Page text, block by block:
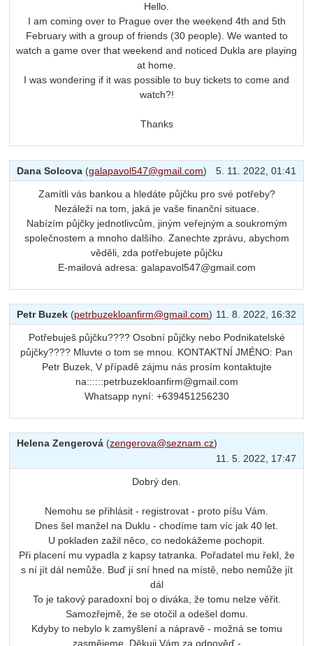
Hello.
I am coming over to Prague over the weekend 4th and 5th
February with a group of friends (30 people). We wanted to
watch a game over that weekend and noticed Dukla are playing
at home.
I was wondering if it was possible to buy tickets to come and
watch?!
Thanks
Dana Solcova (galapavol547@gmail.com) 5. 11. 2022, 01:41
Zamítli vás bankou a hledáte půjčku pro své potřeby?
Nezáleží na tom, jaká je vaše finanční situace.
Nabízím půjčky jednotlivcům, jiným veřejným a soukromým
společnostem a mnoho dalšího. Zanechte zprávu, abychom
věděli, zda potřebujete půjčku
E-mailová adresa: galapavol547@gmail.com
Petr Buzek (petrbuzekloanfirm@gmail.com) 11. 8. 2022, 16:32
Potřebuješ půjčku???? Osobní půjčky nebo Podnikatelské
půjčky???? Mluvte o tom se mnou. KONTAKTNÍ JMÉNO: Pan
Petr Buzek, V případě zájmu nás prosím kontaktujte
na::::::petrbuzekloanfirm@gmail.com
Whatsapp nyní: +639451256230
Helena Zengerová (zengerova@seznam.cz)
11. 5. 2022, 17:47
Dobrý den.
Nemohu se přihlásit - registrovat - proto píšu Vám.
Dnes šel manžel na Duklu - chodíme tam víc jak 40 let.
U pokladen zažil něco, co nedokážeme pochopit.
Při placení mu vypadla z kapsy tatranka. Pořadatel mu řekl, že
s ní jít dál nemůže. Buď jí sní hned na místě, nebo nemůže jít
dál
To je takový paradoxní boj o diváka, že tomu nelze věřit.
Samozřejmě, že se otočil a odešel domu.
Kdyby to nebylo k zamyšlení a nápravě - možná se tomu
zasmějeme. Děkuji Vám za odpověď -